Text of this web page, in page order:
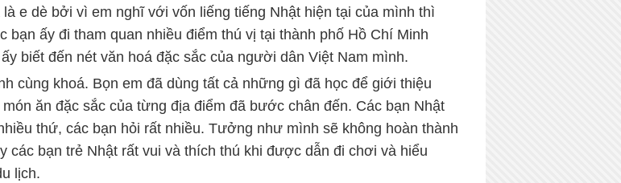
e dè bởi vì em nghĩ với vốn liếng tiếng Nhật hiện tại của mình thì
bạn ấy đi tham quan nhiều điểm thú vị tại thành phố Hồ Chí Minh
biết đến nét văn hoá đặc sắc của người dân Việt Nam mình.
cùng khoá. Bọn em đã dùng tất cả những gì đã học để giới thiệu
ăn đặc sắc của từng địa điểm đã bước chân đến. Các bạn Nhật
thứ, các bạn hỏi rất nhiều. Tưởng như mình sẽ không hoàn thành
bạn trẻ Nhật rất vui và thích thú khi được dẫn đi chơi và hiểu
lịch.